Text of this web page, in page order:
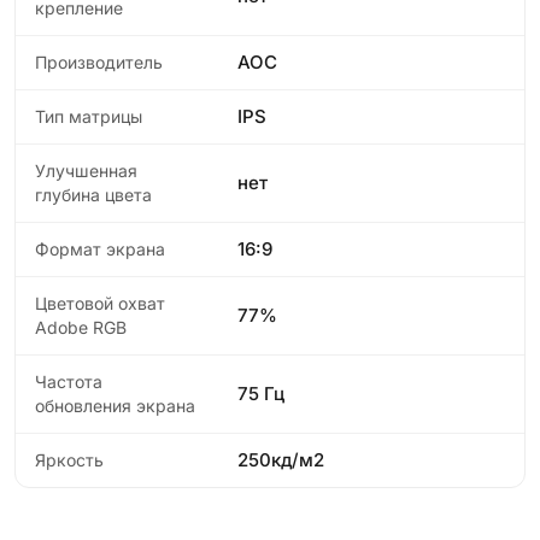
крепление
Производитель AOC
Тип матрицы IPS
Улучшенная
глубина цвета
нет
Формат экрана 16:9
Цветовой охват
Adobe RGB
77%
Частота
обновления экрана
75 Гц
Яркость 250кд/м2